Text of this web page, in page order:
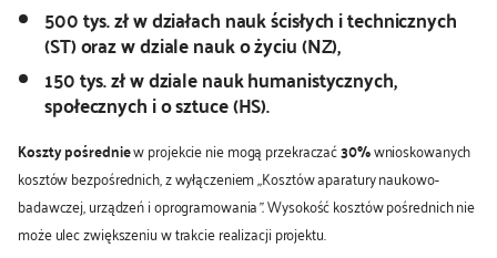
500 tys. zł w działach nauk ścisłych i technicznych
(ST) oraz w dziale nauk o życiu (NZ),
150 tys. zł w dziale nauk humanistycznych,
społecznych i o sztuce (HS).
Koszty pośredniew projekcie nie mogą przekraczać30%wnioskowanych
kosztów bezpośrednich, z wyłączeniem„Kosztów aparatury naukowo-
badawczej, urządzeń i oprogramowania”.Wysokość kosztów pośrednich nie
może ulec zwiększeniu w trakcie realizacji projektu.